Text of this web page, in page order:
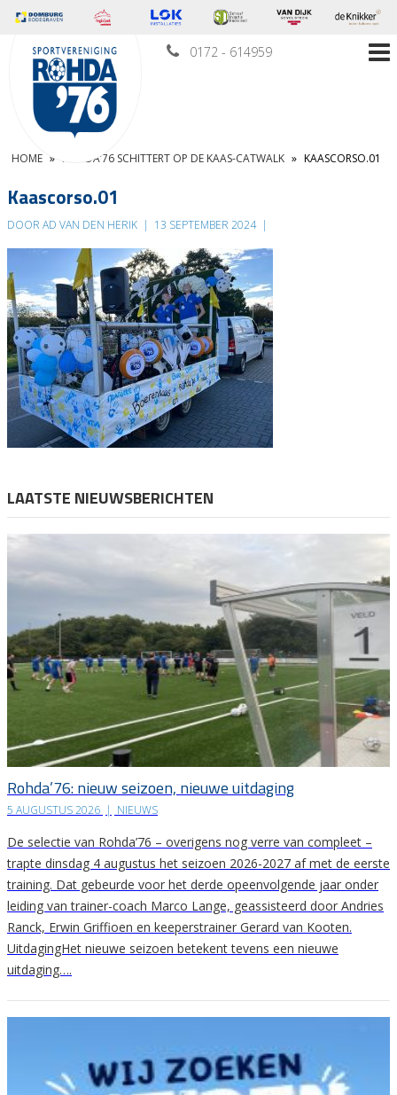
0172 - 614959
HOME » ROHDA’76 SCHITTERT OP DE KAAS-CATWALK » KAASCORSO.01
Kaascorso.01
DOOR AD VAN DEN HERIK | 13 SEPTEMBER 2024 |
LAATSTE NIEUWSBERICHTEN
Rohda’76: nieuw seizoen, nieuwe uitdaging
5 AUGUSTUS 2026 | NIEUWS
De selectie van Rohda’76 – overigens nog verre van compleet –
trapte dinsdag 4 augustus het seizoen 2026-2027 af met de eerste
training. Dat gebeurde voor het derde opeenvolgende jaar onder
leiding van trainer-coach Marco Lange, geassisteerd door Andries
Ranck, Erwin Griffioen en keeperstrainer Gerard van Kooten.
UitdagingHet nieuwe seizoen betekent tevens een nieuwe
uitdaging….